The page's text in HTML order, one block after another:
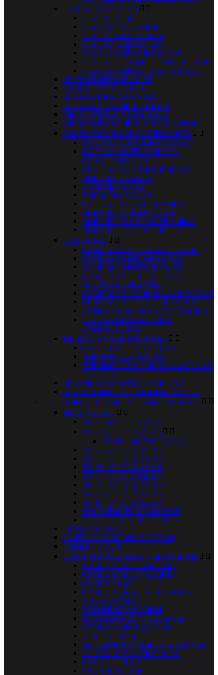
PLACAS DE COCINA  
PLACAS VITRO
PLACAS INDUCCION
PLACAS MODULARES
PLACAS CRISTAL GAS
PLACAS ACERO INOX GAS
PLACAS DE INDUCCION PORTATIL
PLACAS CRISTAL GAS PORTATIL
HORNOS INTEGRABLES
PACK HORNO+PLACA
HORNOS DE SOBREMESA
HORNOS CON MICROONDAS
MICROONDAS INTEGRABLE
MICROONDAS LIBRE INSTALACION
COCINAS HORNILLOS Y FOGONES  
COCINAS CON HORNO A GAS
COCINAS PORTATILES DE
CARTUCHO A GAS
COCINAS A GAS SOBREMESA
HORNILLOS A GAS
FOGONES A GAS
PAELLEROS A GAS
COCINAS VITROCERAMICA
HORNILLOS INDUCCION
HORNILLOS VITROCERAMICA
HORNILLOS ELECTRICOS
CAMPANAS  
CAMPANAS CONVENCIONALES
CAMPANAS DECORATIVAS
CAMPANAS INTEGRABLES
CAMPANAS TELESCOPICAS
GRUPOS FILTRANTES
CAMPANAS 12V PARA CARAVANAS
CHIMENEAS PARA CARAVANAS
EXTRACTORES DE BAÑO/COCINA
FILTROS DE CAMPANAS
EXTRACTORAS
TERMOS Y CALENTADORES  
CALENTADORES DE GAS
TERMOS ELECTRICOS
TERMOS PARA CARAVANAS A GAS,
12V, 220V
ELECTRODOMESTICOS VINTAGE
ACCESORIOS ELECTRODOMESTICOS
TV, AUDIO Y ELECTRONICA DE CONSUMO  
TELEVISORES  
TV 98 - 100 PULGADAS
TV 80 - 86 PULGADAS  
TV 98 - 100 PULGADAS
TV 75 - 79 PULGADAS
TV 65 - 70 PULGADAS
TV 55 - 60 PULGADAS
TV 48- 50 PULGADAS
TV 40 - 43 PULGADAS
TV 27 - 32 PULGADAS
TV 10 - 24 PULGADAS
TELEVISORES 12 VOLTIOS
SOPORTES TV DE SUELO
PROYECTORES
PANTALLAS DE PROYECCION
SMART TV BOX
CAMARAS ALARMAS Y SEGURIDAD  
CAMARAS DE EXTERIOR
CAMARAS DE INTERIOR
CAMARAS 4G
CAMARAS IP MOTORIZADAS
MINI CAMARAS
KITS DE GRABACIÓN
GRABADORES VIGILANCIA
CAMARAS PARA COCHE
VIDEOPORTEROS
ACCESORIOS VIDEOVIGILANCIA
ALARMAS Y ACCESORIOS
CAJAS FUERTES
WALKIE TALKIE